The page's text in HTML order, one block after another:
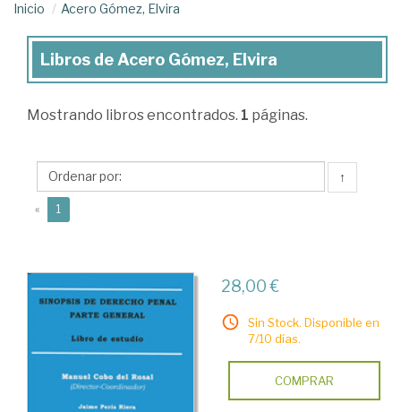
Inicio Acero Gómez, Elvira
Libros
Acero
Elvira
Libros de Acero Gómez, Elvira
Mostrando libros encontrados. 1 páginas.
↑
« 1
28,00 €
Sin Stock. Disponible en
7/10 días.
COMPRAR